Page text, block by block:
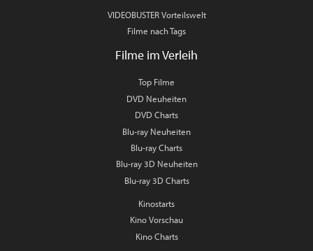
VIDEOBUSTER Vorteilswelt
Filme nach Tags
Filme im Verleih
Top Filme
DVD Neuheiten
DVD Charts
Blu-ray Neuheiten
Blu-ray Charts
Blu-ray 3D Neuheiten
Blu-ray 3D Charts
Kinostarts
Kino Vorschau
Kino Charts